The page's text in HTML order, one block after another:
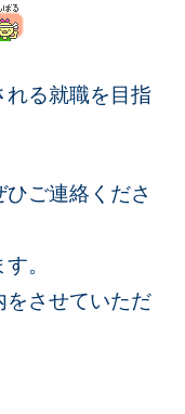
れる就職を目指
ご連絡くださ
。
をさせていただ